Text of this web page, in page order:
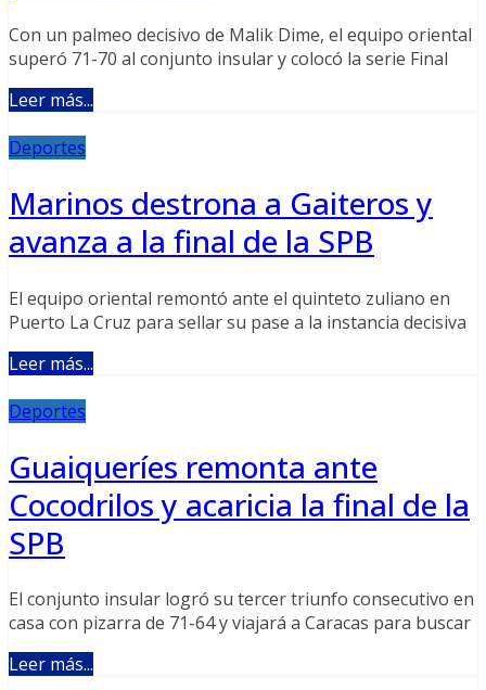
Con un palmeo decisivo de Malik Dime, el equipo oriental
superó 71-70 al conjunto insular y colocó la serie Final
Leer más...
Deportes
Marinos destrona a Gaiteros y
avanza a la final de la SPB
El equipo oriental remontó ante el quinteto zuliano en
Puerto La Cruz para sellar su pase a la instancia decisiva
Leer más...
Deportes
Guaiqueríes remonta ante
Cocodrilos y acaricia la final de la
SPB
El conjunto insular logró su tercer triunfo consecutivo en
casa con pizarra de 71-64 y viajará a Caracas para buscar
Leer más...